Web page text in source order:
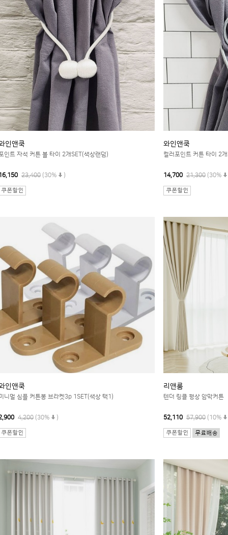
인앤쿡
인트 자석 커튼 볼 타이 2개SET(색상랜덤)
23,400 (30% )
와인앤쿡
컬러포인트 커튼 타이 2
14,700 21,300 (30%
인앤쿡
니멀 심플 커튼봉 브라켓3p 1SET(색상 택1)
4,200 (30% )
리앤룸
텐더 링클 형상 암막커튼
52,110 57,900 (10%